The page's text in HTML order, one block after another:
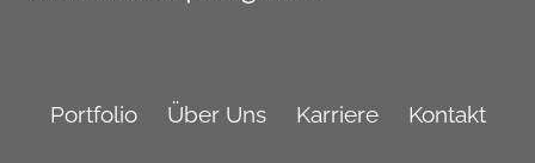
überspringen
Portfolio Über Uns Karriere Kontakt